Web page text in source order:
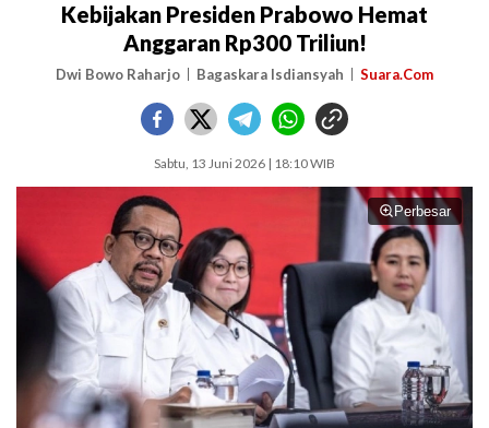
Kebijakan Presiden Prabowo Hemat
Anggaran Rp300 Triliun!
Dwi Bowo Raharjo Bagaskara Isdiansyah Suara.Com
Sabtu, 13 Juni 2026 | 18:10 WIB
Perbesar